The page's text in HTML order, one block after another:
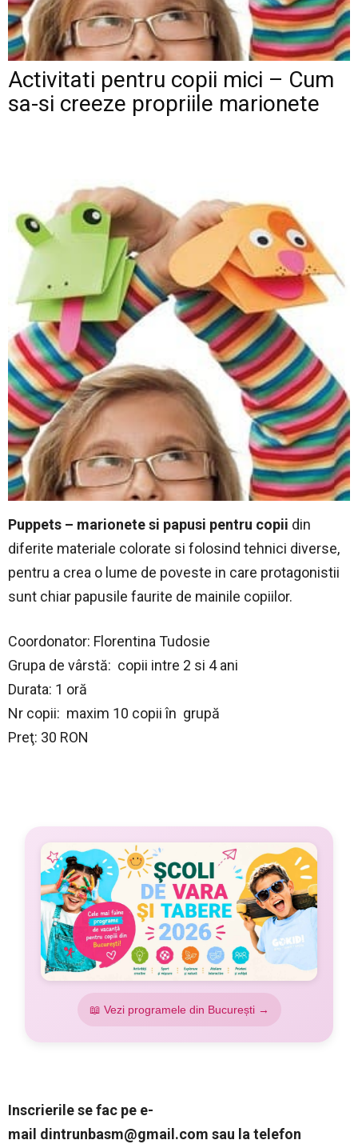
Activitati pentru copii mici – Cum
sa-si creeze propriile marionete
Puppets – marionete si papusi pentru copii din
diferite materiale colorate si folosind tehnici diverse,
pentru a crea o lume de poveste in care protagonistii
sunt chiar papusile faurite de mainile copiilor.
Coordonator: Florentina Tudosie
Grupa de vârstă: copii intre 2 si 4 ani
Durata: 1 oră
Nr copii: maxim 10 copii în grupă
Preţ: 30 RON
📖 Vezi programele din București →
Inscrierile se fac pe e-
mail dintrunbasm@gmail.com sau la telefon